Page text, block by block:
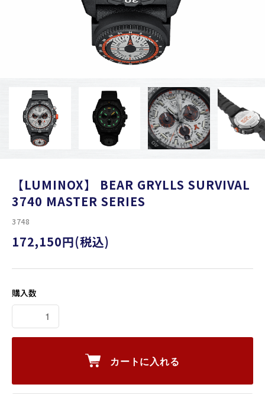
【LUMINOX】 BEAR GRYLLS SURVIVAL
3740 MASTER SERIES
3748
172,150円(税込)
購入数
カートに入れる